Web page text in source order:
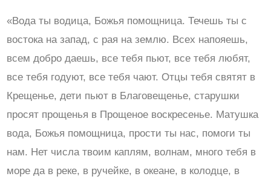
«Вода ты водица, Божья помощница. Течешь ты с
востока на запад, с рая на землю. Всех напояешь,
всем добро даешь, все тебя пьют, все тебя любят,
все тебя годуют, все тебя чают. Отцы тебя святят в
Крещенье, дети пьют в Благовещенье, старушки
просят прощенья в Прощеное воскресенье. Матушка
вода, Божья помощница, прости ты нас, помоги ты
нам. Нет числа твоим каплям, волнам, много тебя в
море да в реке, в ручейке, в океане, в колодце, в